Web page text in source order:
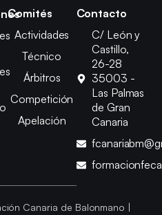
Comités
Actividades
Técnico
Árbitros
Competición
Apelación
Contacto
C/ León y
Castillo,
26-28
35003 -
Las Palmas
de Gran
Canaria
Canaria de Balonmano |